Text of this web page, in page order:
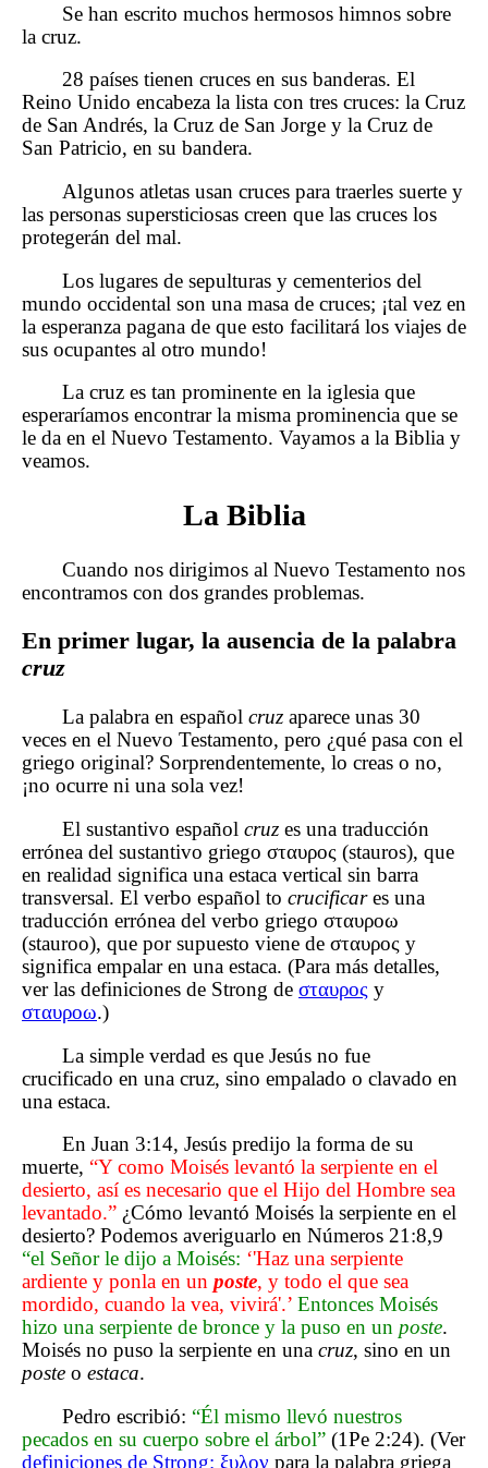
Se han escrito muchos hermosos himnos sobre
la cruz.
28 países tienen cruces en sus banderas. El
Reino Unido encabeza la lista con tres cruces: la Cruz
de San Andrés, la Cruz de San Jorge y la Cruz de
San Patricio, en su bandera.
Algunos atletas usan cruces para traerles suerte y
las personas supersticiosas creen que las cruces los
protegerán del mal.
Los lugares de sepulturas y cementerios del
mundo occidental son una masa de cruces; ¡tal vez en
la esperanza pagana de que esto facilitará los viajes de
sus ocupantes al otro mundo!
La cruz es tan prominente en la iglesia que
esperaríamos encontrar la misma prominencia que se
le da en el Nuevo Testamento. Vayamos a la Biblia y
veamos.
La Biblia
Cuando nos dirigimos al Nuevo Testamento nos
encontramos con dos grandes problemas.
En primer lugar, la ausencia de la palabra
cruz
La palabra en españolcruz aparece unas 30
veces en el Nuevo Testamento, pero ¿qué pasa con el
griego original? Sorprendentemente, lo creas o no,
¡no ocurre ni una sola vez!
El sustantivo españolcruz es una traducción
errónea del sustantivo griego σταυρος (stauros), que
en realidad significa una estaca vertical sin barra
transversal. El verbo español to crucificares una
traducción errónea del verbo griego σταυροω
(stauroo), que por supuesto viene de σταυρος y
significa empalar en una estaca. (Para más detalles,
ver las definiciones de Strong de σταυρος y
σταυροω.)
La simple verdad es que Jesús no fue
crucificado en una cruz, sino empalado o clavado en
una estaca.
En Juan 3:14, Jesús predijo la forma de su
muerte, “Y como Moisés levantó la serpiente en el
desierto, así es necesario que el Hijo del Hombre sea
levantado.” ¿Cómo levantó Moisés la serpiente en el
desierto? Podemos averiguarlo en Números 21:8,9
“el Señor le dijo a Moisés: ‘'Haz una serpiente
ardiente y ponla en un poste, y todo el que sea
mordido, cuando la vea, vivirá'.’ Entonces Moisés
hizo una serpiente de bronce y la puso en un poste.
Moisés no puso la serpiente en una cruz, sino en un
poste o estaca.
Pedro escribió: “Él mismo llevó nuestros
pecados en su cuerpo sobre el árbol” (1Pe 2:24). (Ver
definiciones de Strong: ξυλον para la palabra griega